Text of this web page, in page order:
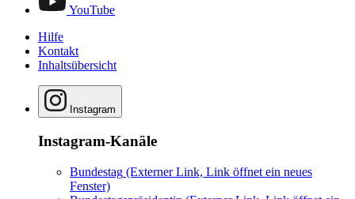
YouTube
Hilfe
Kontakt
Inhaltsübersicht
Instagram
Instagram-Kanäle
Bundestag (Externer Link, Link öffnet ein neues
Fenster)